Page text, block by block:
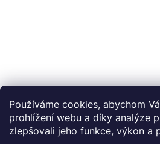
Používáme cookies, abychom
prohlížení webu a díky analýze
zlepšovali jeho funkce, výkon a